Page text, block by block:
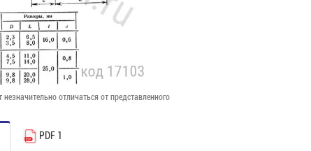
отличаться от представленного
PDF 1